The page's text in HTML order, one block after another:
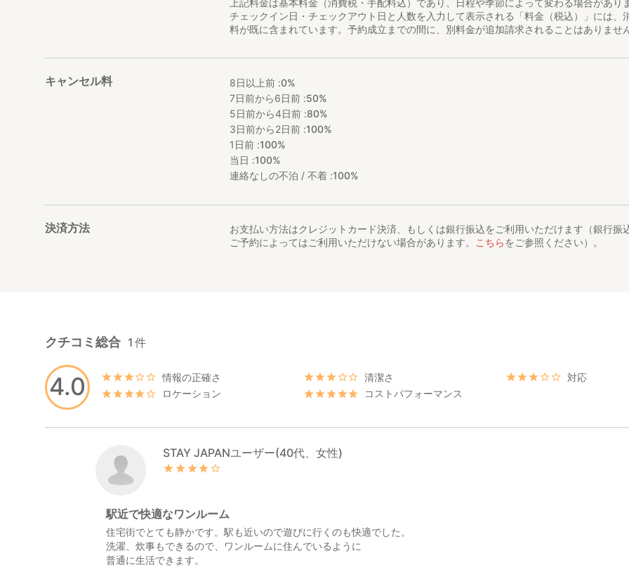
チェックイン日・チェックアウト日と人数を入力して表示される「料金（税込）」には、
料が既に含まれています。予約成立までの間に、別料金が追加請求されることはありませ
キャンセル料 8日以上前 :0%
7日前から6日前 :50%
5日前から4日前 :80%
3日前から2日前 :100%
1日前 :100%
当日 :100%
連絡なしの不泊 / 不着 :100%
決済方法
お支払い方法はクレジットカード決済、もしくは銀行振込をご利用いただけます（銀行振
ご予約によってはご利用いただけない場合があります。 こちらをご参照ください）。
4.0
クチコミ総合 1 件
情報の正確さ 清潔さ
対応
ロケーション
コストパフォーマンス
STAY JAPANユーザー(40代、女性)
駅近で快適なワンルーム
住宅街でとても静かです。駅も近いので遊びに行くのも快適でした。
洗濯、炊事もできるので、ワンルームに住んでいるように
普通に生活できます。